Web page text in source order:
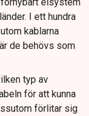
I ett hundra
kablarna
de behövs som
typ av
för att kunna
förlitar sig